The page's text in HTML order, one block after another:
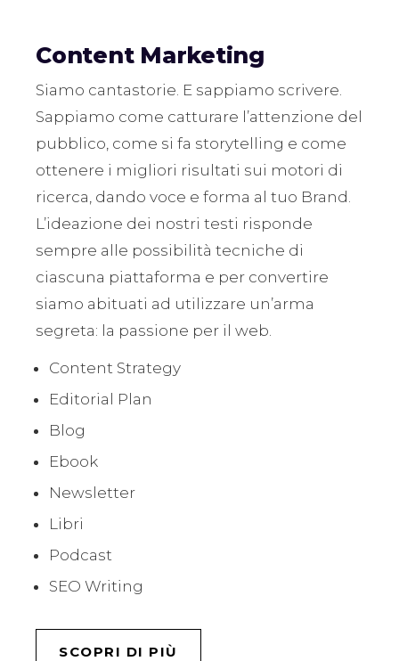
Content Marketing
Siamo cantastorie. E sappiamo scrivere.
Sappiamo come catturare l’attenzione del
pubblico, come si fa storytelling e come
ottenere i migliori risultati sui motori di
ricerca, dando voce e forma al tuo Brand.
L’ideazione dei nostri testi risponde
sempre alle possibilità tecniche di
ciascuna piattaforma e per convertire
siamo abituati ad utilizzare un’arma
segreta: la passione per il web.
Content Strategy
Editorial Plan
Blog
Ebook
Newsletter
Libri
Podcast
SEO Writing
SCOPRI DI PIÙ